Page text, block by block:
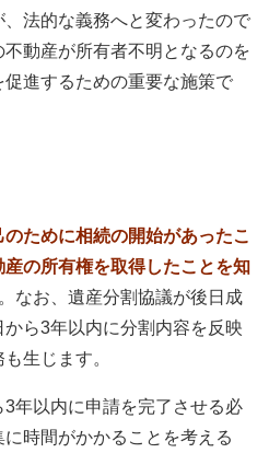
、法的な義務へと変わったので
動産が所有者不明となるのを
進するための重要な施策で
のために相続の開始があったこ
の所有権を取得したことを知
なお、遺産分割協議が後日成
ら3年以内に分割内容を反映
生じます。
年以内に申請を完了させる必
時間がかかることを考える